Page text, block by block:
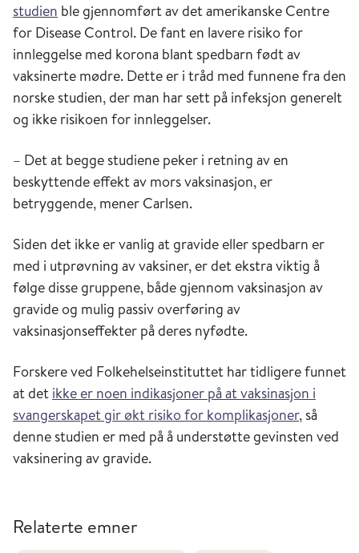
studien ble gjennomført av det amerikanske Centre
for Disease Control. De fant en lavere risiko for
innleggelse med korona blant spedbarn født av
vaksinerte mødre. Dette er i tråd med funnene fra den
norske studien, der man har sett på infeksjon generelt
og ikke risikoen for innleggelser.
– Det at begge studiene peker i retning av en
beskyttende effekt av mors vaksinasjon, er
betryggende, mener Carlsen.
Siden det ikke er vanlig at gravide eller spedbarn er
med i utprøvning av vaksiner, er det ekstra viktig å
følge disse gruppene, både gjennom vaksinasjon av
gravide og mulig passiv overføring av
vaksinasjonseffekter på deres nyfødte.
Forskere ved Folkehelseinstituttet har tidligere funnet
at det ikke er noen indikasjoner på at vaksinasjon i
svangerskapet gir økt risiko for komplikasjoner, så
denne studien er med på å understøtte gevinsten ved
vaksinering av gravide.
Relaterte emner